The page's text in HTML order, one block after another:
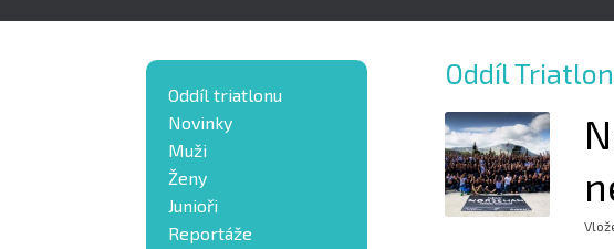
Oddíl
Oddíl triatlonu
Novinky
Muži
Ženy
Junioři
Reportáže